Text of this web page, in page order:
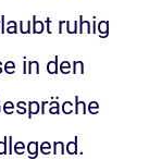
ruhig
in den